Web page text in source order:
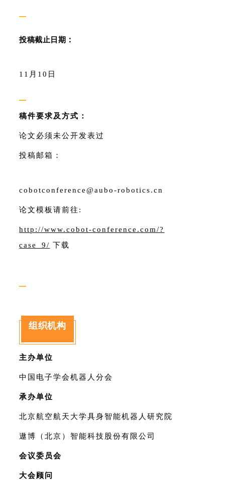
—
投稿截止日期 ：
11 月 10 日
—
稿件要求及方式：
论文必须未公开发表过
投稿邮箱：
cobotconference@aubo-robotics.cn
论文模板请前往:
http://www.cobot-conference.com/?
case_9/ 下载
—
组织机构
主办单位
中国电子学会机器人分会
承办单位
北京航空航天大学具身智能机器人研究院
遨博（北京）智能科技股份有限公司
会议委员会
大会顾问